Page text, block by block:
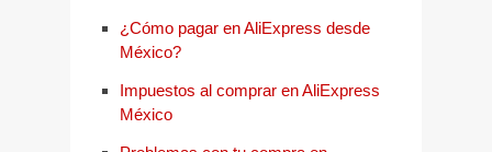
¿Cómo pagar en AliExpress desde
México?
Impuestos al comprar en AliExpress
México